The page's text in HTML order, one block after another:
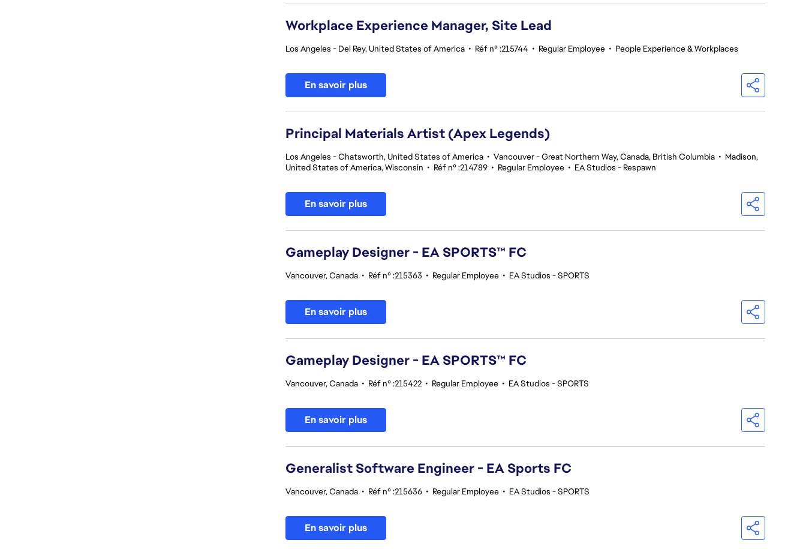
Workplace Experience Manager, Site Lead
Los Angeles - Del Rey, United States of America • Réf n° :215744 • Regular Employee • People Experience & Workplaces
En savoir plus
Principal Materials Artist (Apex Legends)
Los Angeles - Chatsworth, United States of America • Vancouver - Great Northern Way, Canada, British Columbia • Madison,
United States of America, Wisconsin • Réf n° :214789 • Regular Employee • EA Studios - Respawn
En savoir plus
Gameplay Designer - EA SPORTS™ FC
Vancouver, Canada • Réf n° :215363 • Regular Employee • EA Studios - SPORTS
En savoir plus
Gameplay Designer - EA SPORTS™ FC
Vancouver, Canada • Réf n° :215422 • Regular Employee • EA Studios - SPORTS
En savoir plus
Generalist Software Engineer - EA Sports FC
Vancouver, Canada • Réf n° :215636 • Regular Employee • EA Studios - SPORTS
En savoir plus